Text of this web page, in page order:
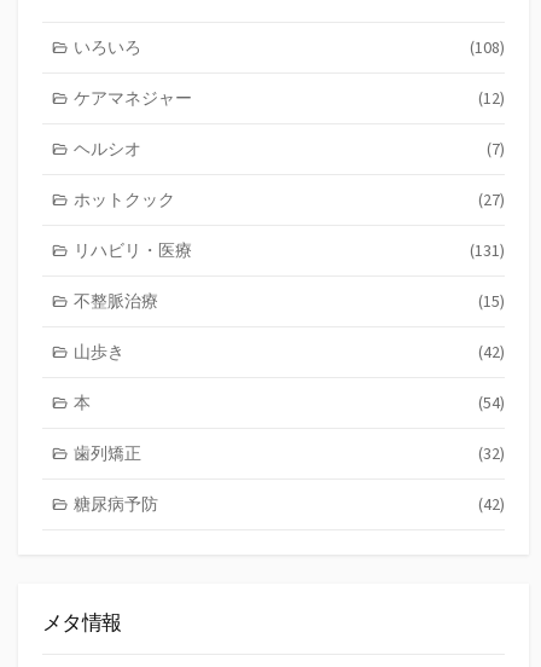
いろいろ (108)
ケアマネジャー (12)
ヘルシオ (7)
ホットクック (27)
リハビリ・医療 (131)
不整脈治療 (15)
山歩き (42)
本 (54)
歯列矯正 (32)
糖尿病予防 (42)
メタ情報